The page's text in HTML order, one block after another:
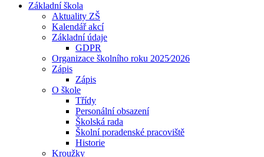
Základní škola
Aktuality ZŠ
Kalendář akcí
Základní údaje
GDPR
Organizace školního roku 2025⁄2026
Zápis
Zápis
O škole
Třídy
Personální obsazení
Školská rada
Školní poradenské pracoviště
Historie
Kroužky